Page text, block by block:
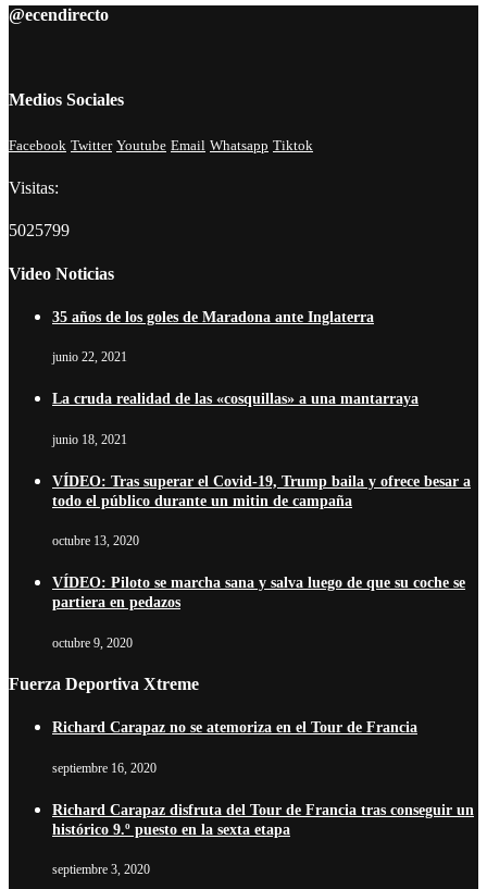
@ecendirecto
Medios Sociales
Facebook Twitter Youtube Email Whatsapp Tiktok
Visitas:
5025799
Video Noticias
35 años de los goles de Maradona ante Inglaterra
junio 22, 2021
La cruda realidad de las «cosquillas» a una mantarraya
junio 18, 2021
VÍDEO: Tras superar el Covid-19, Trump baila y ofrece besar a
todo el público durante un mitin de campaña
octubre 13, 2020
VÍDEO: Piloto se marcha sana y salva luego de que su coche se
partiera en pedazos
octubre 9, 2020
Fuerza Deportiva Xtreme
Richard Carapaz no se atemoriza en el Tour de Francia
septiembre 16, 2020
Richard Carapaz disfruta del Tour de Francia tras conseguir un
histórico 9.º puesto en la sexta etapa
septiembre 3, 2020